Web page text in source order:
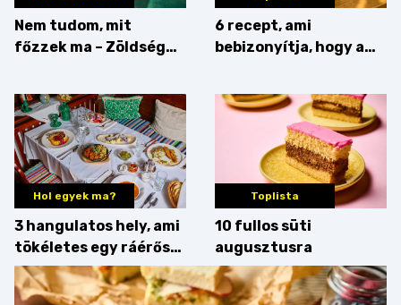
Nem tudom, mit
főzzek ma – Zöldség
6 recept, ami
bebizonyítja, hogy a
zseniális
Hol egyek ma?
3 hangulatos hely, ami
tökéletes egy ráérős
hétvégi ebédhez
Toplista
10 fullos süti
augusztusra